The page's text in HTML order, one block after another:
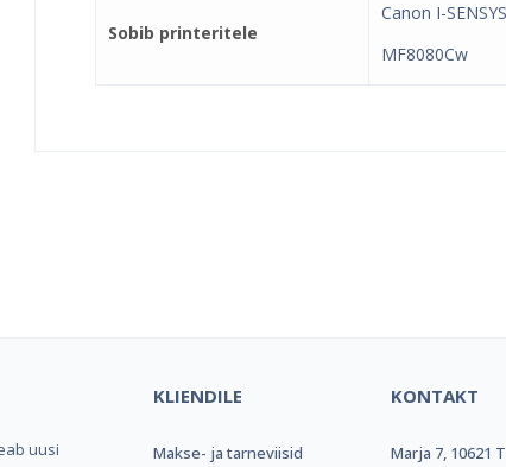
Sobib printeritele
Canon I-
MF8080Cw
uusi
KLIENDILE
Makse- ja tarneviisid
KONTAKT
Marja 7, 10621